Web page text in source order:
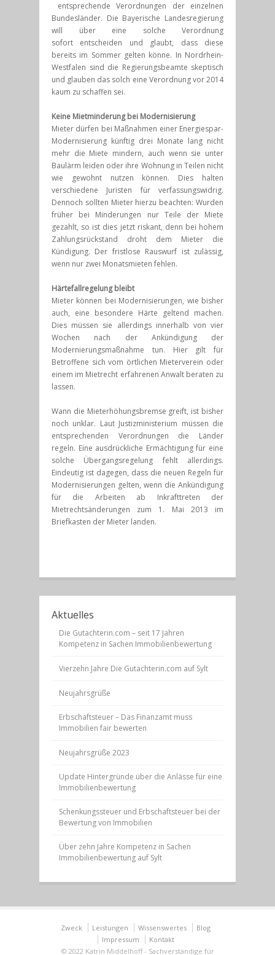
entsprechende Verordnungen der einzelnen
Bundesländer. Die Bayerische Landesregierung
will über eine solche Verordnung
sofort entscheiden und glaubt, dass diese
bereits im Sommer gelten könne. In Nordrhein-
Westfalen sind die Regierungsbeamte skeptisch
und glauben das solch eine Verordnung vor 2014
kaum zu schaffen sei.
Keine Mietminderung bei Modernisierung
Mieter dürfen bei Maßnahmen einer Energiespar-
Modernisierung künftig drei Monate lang nicht
mehr die Miete mindern, auch wenn sie unter
Baulärm leiden oder ihre Wohnung in Teilen nicht
wie gewohnt nutzen können. Dies halten
verschiedene Juristen für verfassungswidrig.
Dennoch sollten Mieter hierzu beachten: Wurden
früher bei Minderungen nur Teile der Miete
gezahlt, so ist dies jetzt riskant, denn bei hohem
Zahlungsrückstand droht dem Mieter die
Kündigung. Der fristlose Rauswurf ist zulässig,
wenn nur zwei Monatsmieten fehlen.
Härtefallregelung bleibt
Mieter können bei Modernisierungen, wie bisher
auch, eine besondere Härte geltend machen.
Dies müssen sie allerdings innerhalb von vier
Wochen nach der Ankündigung der
Modernierungsmaßnahme tun. Hier gilt für
Betroffene sich vom örtlichen Mieterverein oder
einem im Mietrecht erfahrenen Anwalt beraten zu
lassen.
Wann die Mieterhöhungsbremse greift, ist bisher
noch unklar. Laut Justizministerium müssen die
entsprechenden Verordnungen die Länder
regeln. Eine ausdrückliche Ermächtigung für eine
solche Übergangsregelung fehlt allerdings.
Eindeutig ist dagegen, dass die neuen Regeln für
Modernisierungen gelten, wenn die Ankündigung
für die Arbeiten ab Inkrafttreten der
Mietrechtsänderungen zum 1. Mai 2013 im
Briefkasten der Mieter landen.
Aktuelles
Die Gutachterin.com – seit 17 Jahren
Kompetenz in Sachen Immobilienbewertung
Vierzehn Jahre Die Gutachterin.com auf Sylt
Neujahrsgrüße
Erbschaftsteuer – Das Finanzamt muss
Immobilien fair bewerten
Neujahrsgrüße 2023
Update Hintergründe über die Anlässe für eine
Immobilienbewertung
Schenkungssteuer und Erbschaftsteuer bei der
Bewertung von Immobilien
Über zehn Jahre Kompetenz in Sachen
Immobilienbewertung auf Sylt
Zweck Leistungen Wissenswertes
Blog
Impressum
Kontakt
© 2022 Katrin Middelhoff - Sachverständige für